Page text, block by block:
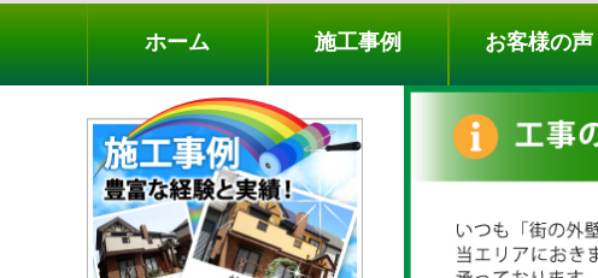
ホーム 施工事例 お客様の声